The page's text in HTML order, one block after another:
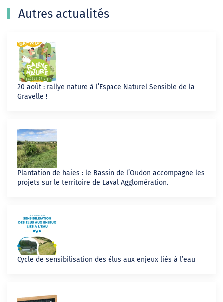
Autres actualités
20 août : rallye nature à l’Espace Naturel Sensible de la
Gravelle !
Plantation de haies : le Bassin de l’Oudon accompagne les
projets sur le territoire de Laval Agglomération.
Cycle de sensibilisation des élus aux enjeux liés à l’eau